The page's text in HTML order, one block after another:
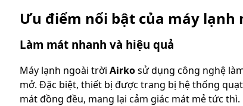
Ưu điểm nổi bật của máy
Làm mát nhanh và hiệu quả
Máy lạnh ngoài trời Airkosử dụng công nghệ
mở. Đặc biệt, thiết bị được trang bị hệ thống
mát đồng đều, mang lại cảm giác mát mẻ tức thì.